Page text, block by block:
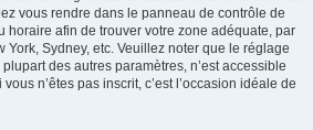
vous rendre dans le panneau de contrôle de
horaire afin de trouver votre zone adéquate, par
York, Sydney, etc. Veuillez noter que le réglage
des autres paramètres, n’est accessible
n’êtes pas inscrit, c’est l’occasion idéale de